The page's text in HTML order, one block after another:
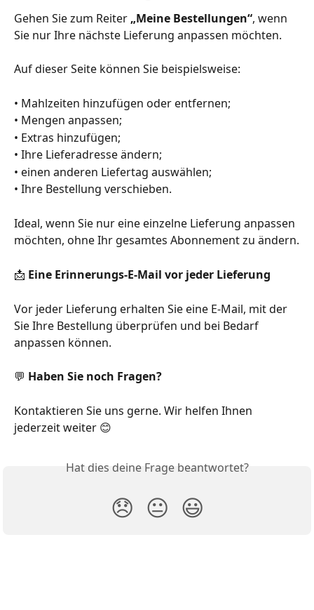
Gehen Sie zum Reiter „Meine Bestellungen“, wenn
Sie nur Ihre nächste Lieferung anpassen möchten.
Auf dieser Seite können Sie beispielsweise:
• Mahlzeiten hinzufügen oder entfernen;
• Mengen anpassen;
• Extras hinzufügen;
• Ihre Lieferadresse ändern;
• einen anderen Liefertag auswählen;
• Ihre Bestellung verschieben.
Ideal, wenn Sie nur eine einzelne Lieferung anpassen
möchten, ohne Ihr gesamtes Abonnement zu ändern.
📩 Eine Erinnerungs-E-Mail vor jeder Lieferung
Vor jeder Lieferung erhalten Sie eine E-Mail, mit der
Sie Ihre Bestellung überprüfen und bei Bedarf
anpassen können.
💬 Haben Sie noch Fragen?
Kontaktieren Sie uns gerne. Wir helfen Ihnen
jederzeit weiter 😊
Hat dies deine Frage beantwortet?
😞 😐 😃